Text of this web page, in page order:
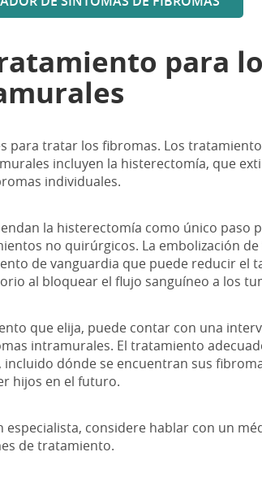
para
para tratar los fibromas. Los
incluyen la histerectomía, que
individuales.
la histerectomía como único paso
no quirúrgicos. La embolización
de vanguardia que puede reducir el
al bloquear el flujo sanguíneo a los
que elija, puede contar con una
intramurales. El tratamiento
dónde se encuentran sus
hijos en el futuro.
considere hablar con un
de tratamiento.